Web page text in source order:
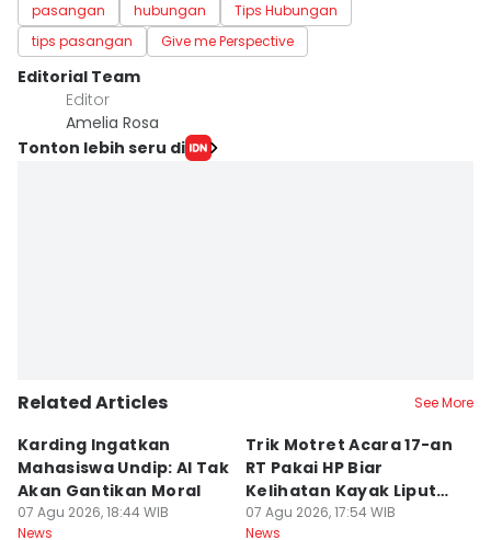
pasangan hubungan
Tips Hubungan
tips pasangan
Give me Perspective
Editorial Team
Editor
Amelia Rosa
Tonton lebih seru di
Related Articles See More
Karding Ingatkan
Mahasiswa Undip: AI Tak
Akan Gantikan Moral
07 Agu 2026, 18:44 WIB
News
Trik Motret Acara 17-an
RT Pakai HP Biar
Kelihatan Kayak Liputan
Festival Nasional
07 Agu 2026, 17:54 WIB
News